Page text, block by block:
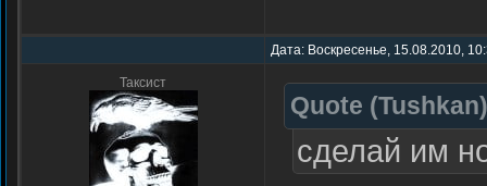
Дата: Воскресенье, 15.08.2010,
Таксист
Quote (Tushkan)
сделай им